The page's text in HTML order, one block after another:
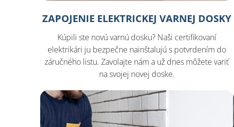
ZAPOJENIE ELEKTRICKEJ VARNEJ DOSKY
Kúpili ste novú varnú dosku? Naši certifikovaní
elektrikári ju bezpečne nainštalujú s potvrdením do
záručného listu. Zavolajte nám a už dnes môžete variť
na svojej novej doske.